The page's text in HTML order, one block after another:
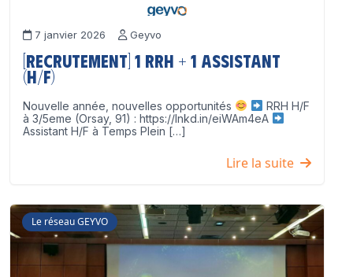
7 janvier 2026 Geyvo
[Recrutement] 1 RRH + 1 Assistant
(H/F)
Nouvelle année, nouvelles opportunités
RRH H/F
à 3/5eme (Orsay, 91) : https://lnkd.in/eiWAm4eA
Assistant H/F à Temps Plein […]
Lire la suite
Le réseau GEYVO